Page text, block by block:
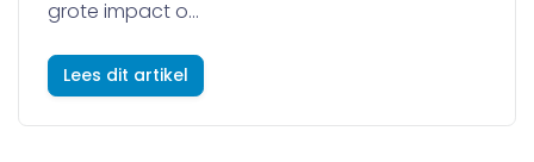
grote impact o...
Lees dit artikel